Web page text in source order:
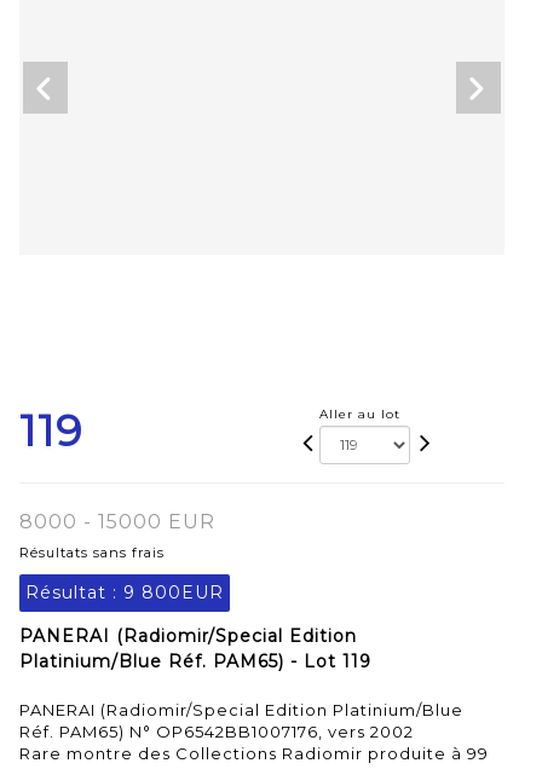
119 Aller au lot
8000 - 15000 EUR
Résultats sans frais
Résultat : 9 800EUR
PANERAI (Radiomir/Special Edition
Platinium/Blue Réf. PAM65) - Lot 119
PANERAI (Radiomir/Special Edition Platinium/Blue
Réf. PAM65) N° OP6542BB1007176, vers 2002
Rare montre des Collections Radiomir produite à 99